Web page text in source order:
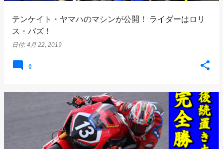
テンケイト・ヤマハのマシンが公開！ ライダーはロリ
ス・バズ！
日付: 4月 22, 2019
0